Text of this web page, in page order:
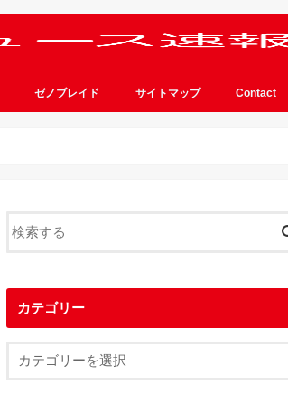
ゼノブレイド サイトマップ Contact
カテゴリー